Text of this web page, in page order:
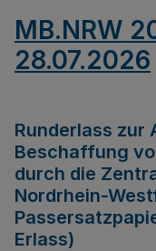
MB.NRW
28.07.2026
Runderlass zur
Beschaffung
durch die
Nordrhein-
Erlass)